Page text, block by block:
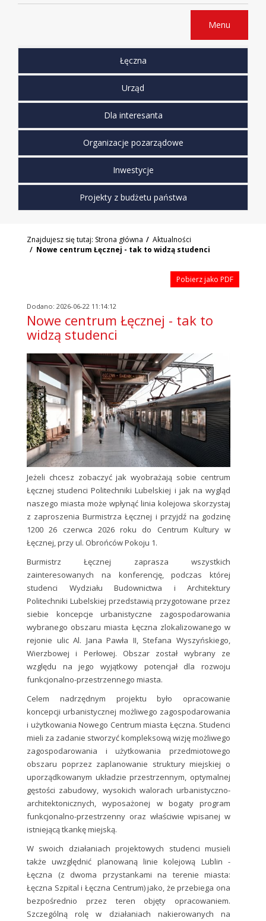
Menu
Łęczna
Urząd
Dla interesanta
Organizacje pozarządowe
Inwestycje
Projekty z budżetu państwa
Znajdujesz się tutaj: Strona główna
Aktualności
Nowe centrum Łęcznej - tak to widzą studenci
Pobierz jako PDF
Dodano: 2026-06-22 11:14:12
Nowe centrum Łęcznej - tak to
widzą studenci
Jeżeli chcesz zobaczyć jak wyobrażają sobie centrum
Łęcznej studenci Politechniki Lubelskiej i jak na wygląd
naszego miasta może wpłynąć linia kolejowa skorzystaj
z zaproszenia Burmistrza Łęcznej i przyjdź na godzinę
1200 26 czerwca 2026 roku do Centrum Kultury w
Łęcznej, przy ul. Obrońców Pokoju 1.
Burmistrz Łęcznej zaprasza wszystkich
zainteresowanych na konferencję, podczas której
studenci Wydziału Budownictwa i Architektury
Politechniki Lubelskiej przedstawią przygotowane przez
siebie koncepcje urbanistyczne zagospodarowania
wybranego obszaru miasta Łęczna zlokalizowanego w
rejonie ulic Al. Jana Pawła II, Stefana Wyszyńskiego,
Wierzbowej i Perłowej. Obszar został wybrany ze
względu na jego wyjątkowy potencjał dla rozwoju
funkcjonalno-przestrzennego miasta.
Celem nadrzędnym projektu było opracowanie
koncepcji urbanistycznej możliwego zagospodarowania
i użytkowania Nowego Centrum miasta Łęczna. Studenci
mieli za zadanie stworzyć kompleksową wizję możliwego
zagospodarowania i użytkowania przedmiotowego
obszaru poprzez zaplanowanie struktury miejskiej o
uporządkowanym układzie przestrzennym, optymalnej
gęstości zabudowy, wysokich walorach urbanistyczno-
architektonicznych, wyposażonej w bogaty program
funkcjonalno-przestrzenny oraz właściwie wpisanej w
istniejącą tkankę miejską.
W swoich działaniach projektowych studenci musieli
także uwzględnić planowaną linie kolejową Lublin -
Łęczna (z dwoma przystankami na terenie miasta:
Łęczna Szpital i Łęczna Centrum) jako, że przebiega ona
bezpośrednio przez teren objęty opracowaniem.
Szczególną rolę w działaniach nakierowanych na